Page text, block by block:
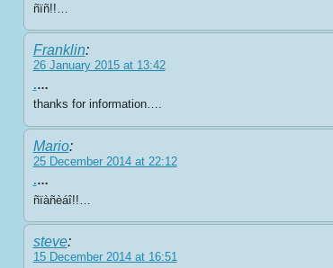
ñïñ!!…
Franklin:
26 January 2015 at 13:42
.…
thanks for information….
Mario:
25 December 2014 at 22:12
.…
ñïàñèáî!!…
steve:
15 December 2014 at 16:51